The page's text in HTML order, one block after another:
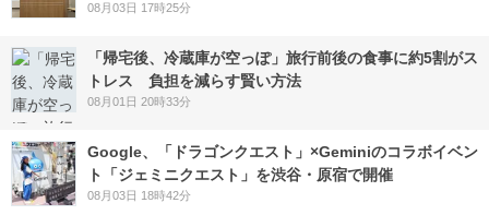
08月03日 17時25分
「帰宅後、冷蔵庫が空っぽ」旅行前後の食事に約5割がス
トレス 負担を減らす賢い方法
08月01日 20時33分
Google、「ドラゴンクエスト」×Geminiのコラボイベン
ト「ジェミニクエスト」を渋谷・原宿で開催
08月03日 18時42分